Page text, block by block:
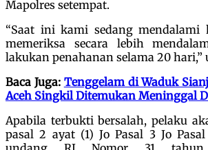
Mapolres setempat.
“Saat ini kami sedang mendalami
memeriksa secara lebih
lakukan penahanan selama 20 hari,”
Baca Juga: Tenggelam di Waduk
Aceh Singkil Ditemukan Meninggal
Apabila terbukti bersalah, pelaku
pasal 2 ayat (1) Jo Pasal 3 Jo